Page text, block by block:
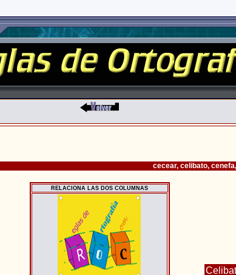
cecear, celibato, cenefa,
RELACIONA LAS DOS COLUMNAS